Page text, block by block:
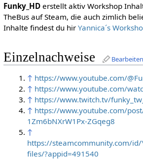
Funky_HDerstellt aktiv Workshop
TheBus auf Steam, die auch zimlich
Inhalte findest du hir Yannica´s
Einzelnachweise Bearbeiten
↑ https://www.youtube.com/
↑ https://www.youtube.com/
↑ https://www.twitch.tv/funky_tw_
↑ https://www.youtube.com/
1Zm6bNXrW1Px-ZGqeg8
↑
https://steamcommunity.com/
files/?appid=491540